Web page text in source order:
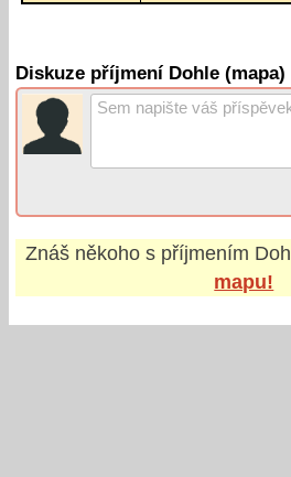
Diskuze příjmení Dohle (mapa)
Znáš někoho s příjmením
mapu!